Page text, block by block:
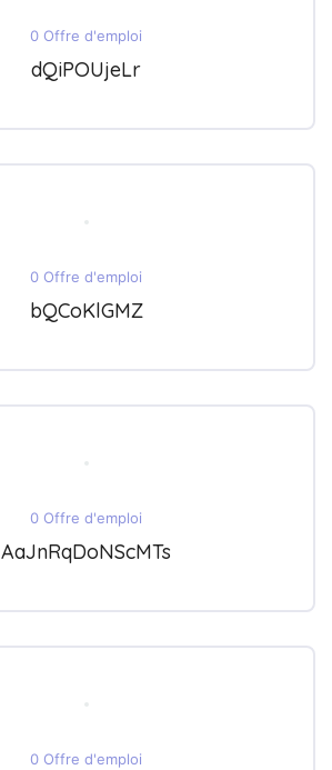
0 Offre d'emploi
dQiPOUjeLr
0 Offre d'emploi
bQCoKlGMZ
0 Offre d'emploi
AaJnRqDoNScMTs
0 Offre d'emploi